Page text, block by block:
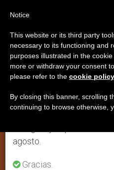
MATRIMONIO Y FAMILIA,PAPA
A Los Participantes En La
Aviso importante
Del 27 de julio al 7 de
anual, aprovechando que
se generan menos
agosto.
Gracias.
Notice
This website or its third party
necessary to its functioning and
purposes illustrated in the
more or withdraw your consent
please refer to the cookie policy
By closing this banner, scrolling
continuing to browse otherwise,